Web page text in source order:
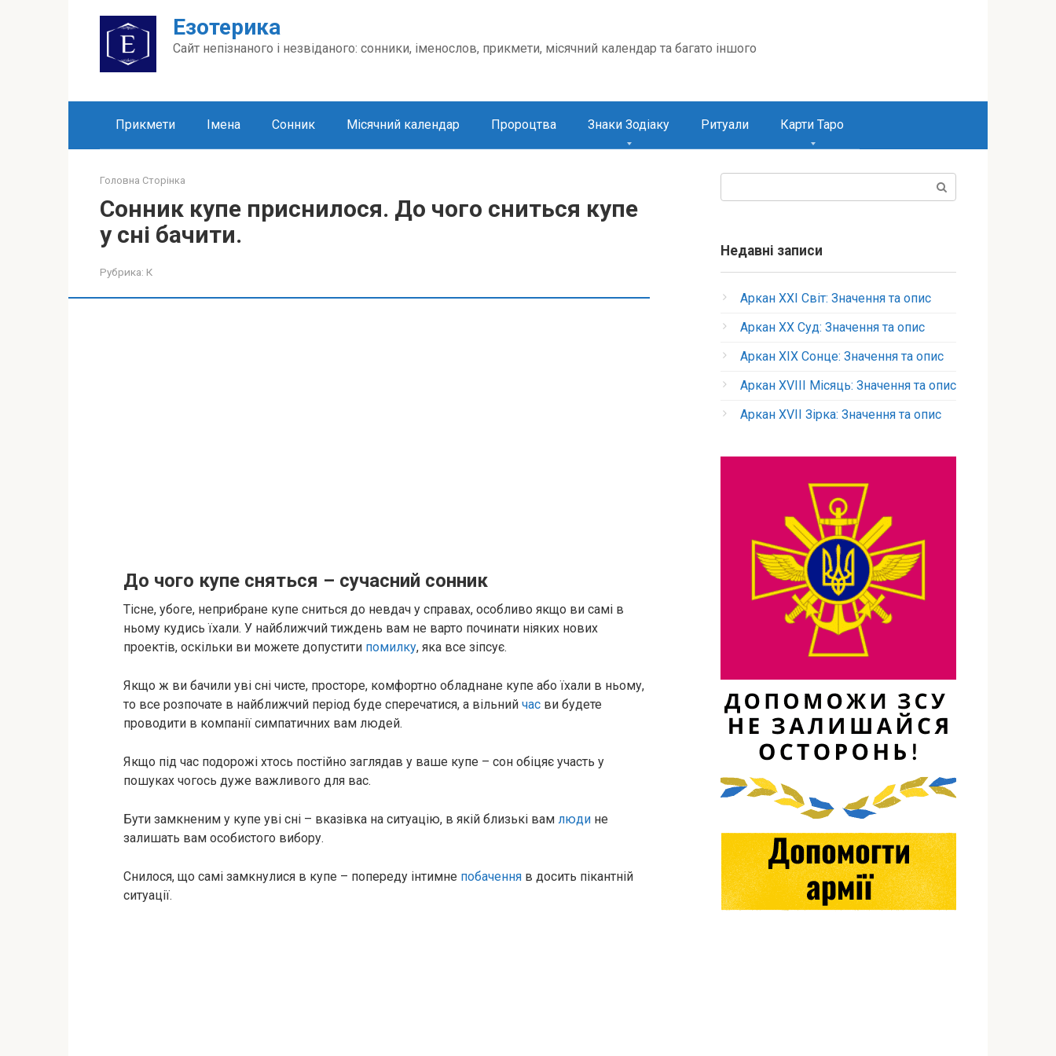
Езотерика
Сайт непізнаного і незвіданого: сонники, іменослов, прикмети, місячний календар та багато іншого
Прикмети Імена Сонник Місячний календар Пророцтва Знаки Зодіаку Ритуали Карти Таро
Головна Сторінка
Сонник купе приснилося. До чого сниться купе
у сні бачити.
Рубрика: К
До чого купе сняться – сучасний сонник
Тісне, убоге, неприбране купе сниться до невдач у справах, особливо якщо ви самі в
ньому кудись їхали. У найближчий тиждень вам не варто починати ніяких нових
проектів, оскільки ви можете допустити помилку, яка все зіпсує.
Якщо ж ви бачили уві сні чисте, просторе, комфортно обладнане купе або їхали в ньому,
то все розпочате в найближчий період буде сперечатися, а вільний час ви будете
проводити в компанії симпатичних вам людей.
Якщо під час подорожі хтось постійно заглядав у ваше купе – сон обіцяє участь у
пошуках чогось дуже важливого для вас.
Бути замкненим у купе уві сні – вказівка на ситуацію, в якій близькі вам люди не
залишать вам особистого вибору.
Снилося, що самі замкнулися в купе – попереду інтимне побачення в досить пікантній
ситуації.
Недавні записи
Аркан XXI Світ: Значення та опис
Аркан XX Суд: Значення та опис
Аркан XIX Сонце: Значення та опис
Аркан XVIII Місяць: Значення та опис
Аркан XVII Зірка: Значення та опис